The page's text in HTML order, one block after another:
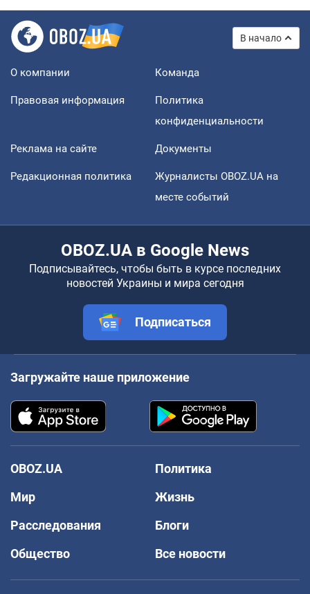
В начало
О компании Команда
Правовая информация
Политика
конфиденциальности
Реклама на сайте Документы
Редакционная политика
Журналисты OBOZ.UA на
месте событий
OBOZ.UA в Google News
Подписывайтесь, чтобы быть в курсе последних
новостей Украины и мира сегодня
Подписаться
Загружайте наше приложение
OBOZ.UA
Политика
Мир
Жизнь
Расследования
Блоги
Общество
Все новости